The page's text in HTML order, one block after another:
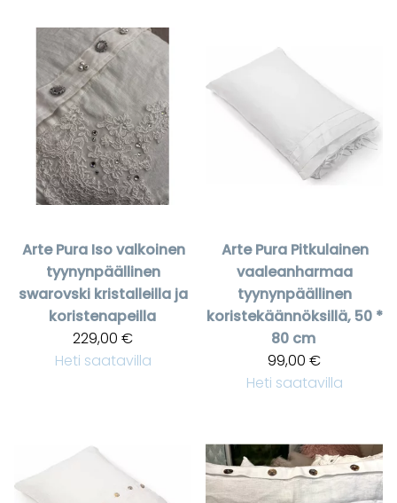
Arte Pura Iso valkoinen
tyynynpäällinen
swarovski kristalleilla ja
koristenapeilla
229,00 €
Heti saatavilla
Arte Pura Pitkulainen
vaaleanharmaa
tyynynpäällinen
koristekäännöksillä, 50 *
80 cm
99,00 €
Heti saatavilla